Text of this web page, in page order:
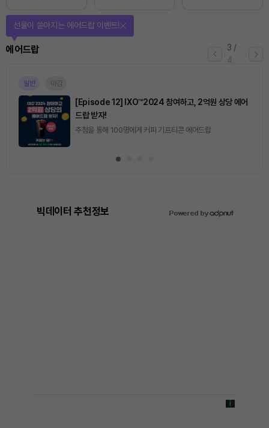
3 /
4
에어드랍
선물이 쏟아지는 에어드랍 이벤트!
일반 마감
[Episode 12] IXO™2024 참여하고, 2억원 상당 에어
드랍 받자!
추첨을 통해 100명에게 커피 기프티콘 에어드랍
빅데이터 추천정보